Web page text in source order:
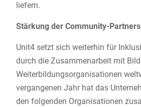
liefern.
Stärkung der Community-
Unit4 setzt sich weiterhin für
durch die Zusammenarbeit mit
Weiterbildungsorganisationen
vergangenen Jahr hat das
den folgenden Organisationen